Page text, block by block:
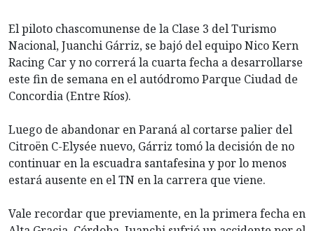
El piloto chascomunense de la Clase 3 del Turismo
Nacional, Juanchi Gárriz, se bajó del equipo Nico Kern
Racing Car y no correrá la cuarta fecha a desarrollarse
este fin de semana en el autódromo Parque Ciudad de
Concordia (Entre Ríos).
Luego de abandonar en Paraná al cortarse palier del
Citroën C-Elysée nuevo, Gárriz tomó la decisión de no
continuar en la escuadra santafesina y por lo menos
estará ausente en el TN en la carrera que viene.
Vale recordar que previamente, en la primera fecha en